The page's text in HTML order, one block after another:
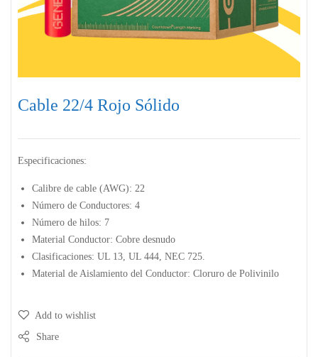
Cable 22/4 Rojo Sólido
Especificaciones:
Calibre de cable (AWG): 22
Número de Conductores: 4
Número de hilos: 7
Material Conductor: Cobre desnudo
Clasificaciones: UL 13, UL 444, NEC 725.
Material de Aislamiento del Conductor: Cloruro de Polivinilo
Add to wishlist
Share